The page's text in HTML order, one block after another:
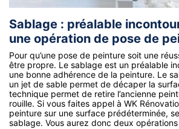
Sablage : préalable
une opération de pose de
Pour qu’une pose de peinture soit une
être propre. Le sablage est un préalable
une bonne adhérence de la peinture. Le
un jet de sable permet de décaper la
technique permet de retire l’ancienne
rouille. Si vous faites appel à WK
peinture sur une surface prédéterminée,
sablage. Vous aurez donc deux opérations